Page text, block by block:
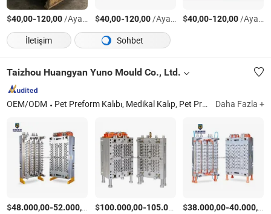
$40,00-120,00/Ayarla $40,00-120,00/Ayarla $40,00-120,00/Ayarla
İletişim
Sohbet
Taizhou Huangyan Yuno Mould Co., Ltd.
OEM/ODM Pet Preform Kalıbı, Medikal Kalıp, Pet Preform Kalıbı, Medikal Kalıp, Preform, Pet Kalıbı, Preform Kalıbı, Şişe Preform Kalıbı, 5gallon Kalıp, Kap Kalıbı Daha Fazla +
$48.000,00-52.000,00 /Ayarla
$100.000,00-105.000,00 /Ayarla
$38.000,00-40.000,00